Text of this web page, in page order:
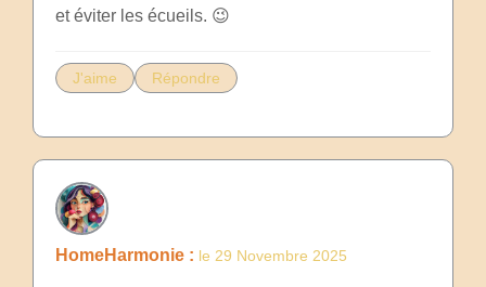
et éviter les écueils. 😉
J'aime Répondre
HomeHarmonie : le 29 Novembre 2025